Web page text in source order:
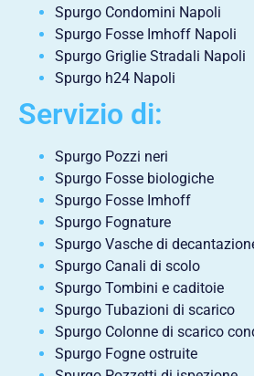
Spurgo Condomini Napoli
Spurgo Fosse Imhoff Napoli
Spurgo Griglie Stradali Napoli
Spurgo h24 Napoli
Servizio di:
Spurgo Pozzi neri
Spurgo Fosse biologiche
Spurgo Fosse Imhoff
Spurgo Fognature
Spurgo Vasche di
Spurgo Canali di scolo
Spurgo Tombini e caditoie
Spurgo Tubazioni di scarico
Spurgo Colonne di scarico
Spurgo Fogne ostruite